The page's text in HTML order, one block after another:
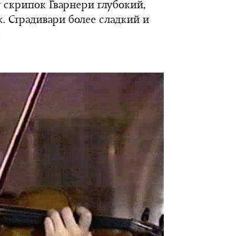
Гварнери глубокий,
более сладкий и